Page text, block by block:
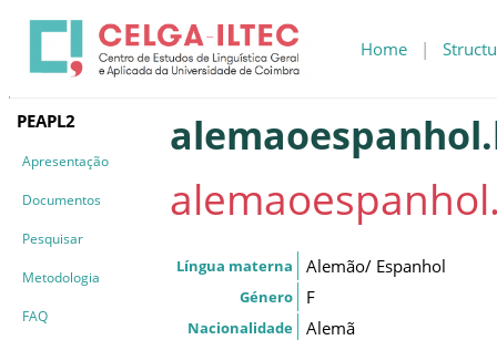
Home |
PEAPL2
Apresentação
Documentos
Pesquisar
Metodologia
FAQ
Língua materna Alemão/ Espanhol
Género F
Nacionalidade Alemã